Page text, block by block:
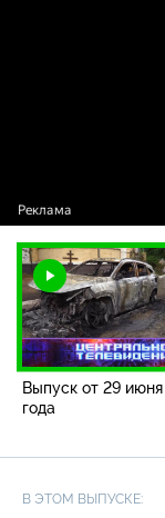
Выпуск от 29
года
В ЭТОМ ВЫПУСКЕ: